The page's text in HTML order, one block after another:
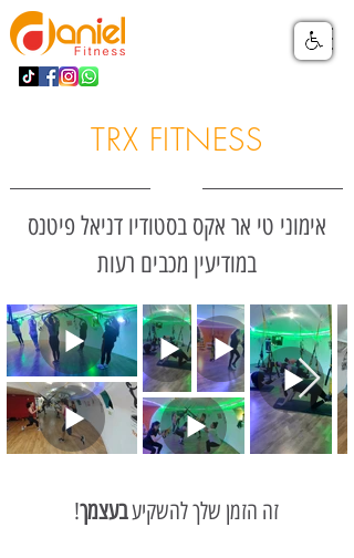
TRX FITNESS
אימוני טי אר אקס בסטודיו דניאל פיטנס
במודיעין מכבים רעות
!זה הזמן שלך להשקיעבעצמך